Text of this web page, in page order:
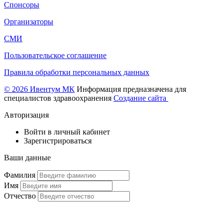
Спонсоры
Организаторы
СМИ
Пользовательское соглашение
Правила обработки персональных данных
© 2026 Ивентум МК Информация предназначена для
специалистов здравоохранения Создание сайта
Авторизация
Войти в личный кабинет
Зарегистрироваться
Ваши данные
Фамилия
Имя
Отчество